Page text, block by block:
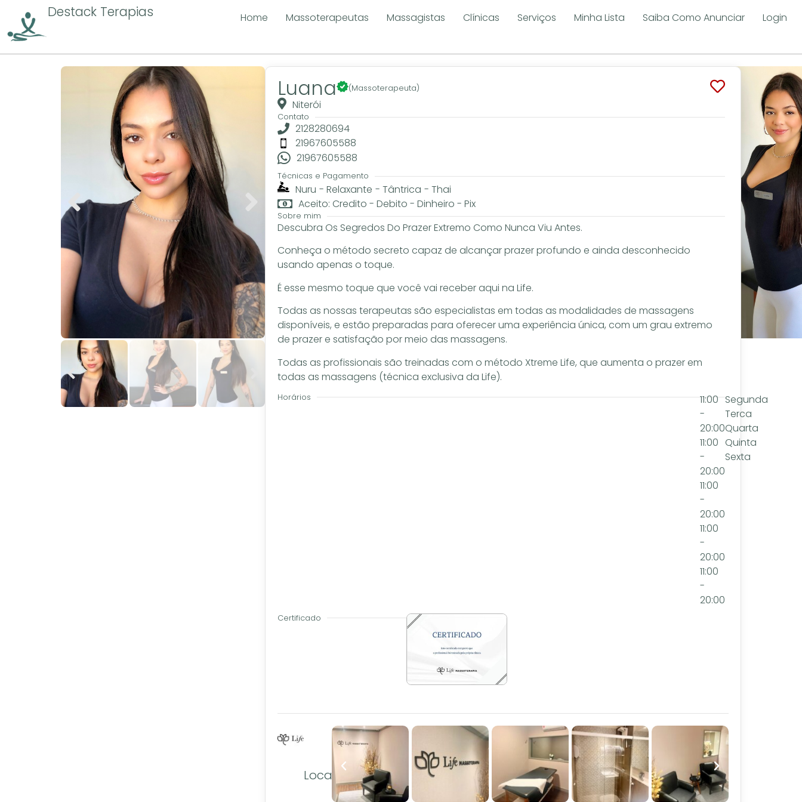
Destack Terapias Home Massoterapeutas Massagistas Clínicas Serviços Minha Lista Saiba Como Anunciar Login
Luana (Massoterapeuta)
Niterói
Contato
2128280694
21967605588
21967605588
Técnicas e Pagamento
Nuru - Relaxante - Tântrica - Thai
Aceito: Credito - Debito - Dinheiro - Pix
Sobre mim
Descubra Os Segredos Do Prazer Extremo Como Nunca Viu Antes.
Conheça o método secreto capaz de alcançar prazer profundo e ainda desconhecido
usando apenas o toque.
É esse mesmo toque que você vai receber aqui na Life.
Todas as nossas terapeutas são especialistas em todas as modalidades de massagens
disponíveis, e estão preparadas para oferecer uma experiência única, com um grau extremo
de prazer e satisfação por meio das massagens.
Todas as profissionais são treinadas com o método Xtreme Life, que aumenta o prazer em
todas as massagens (técnica exclusiva da Life).
Horários
Segunda
Terca
Quarta
Quinta
Sexta
11:00
-
20:00
11:00
-
20:00
11:00
-
20:00
11:00
-
20:00
11:00
-
20:00
Certificado
Local